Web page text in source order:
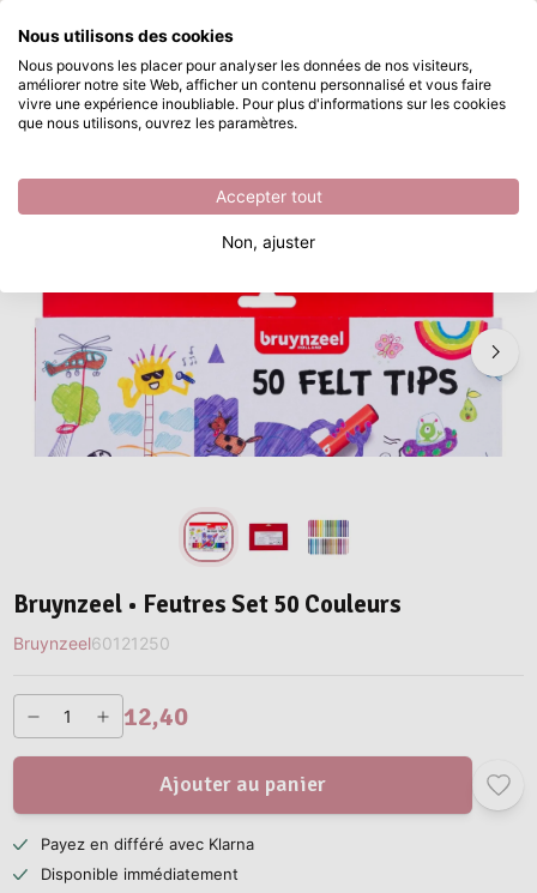
Passer au contenu principal
Disponible immédiatement Bruynzeel • Feutres Set 50 Couleurs
/ Bruynzeel / Bruynzeel • Feutres Set 50 Couleurs
Bruynzeel • Feutres Set 50 Couleurs
Bruynzeel60121250
12,40
Ajouter au panier
Payez en différé avec Klarna
Disponible immédiatement
Que recherchez-vous ?
Nous utilisons des cookies
Nous pouvons les placer pour analyser les données de nos visiteurs,
améliorer notre site Web, afficher un contenu personnalisé et vous faire
vivre une expérience inoubliable. Pour plus d'informations sur les cookies
que nous utilisons, ouvrez les paramètres.
Accepter tout
Non, ajuster